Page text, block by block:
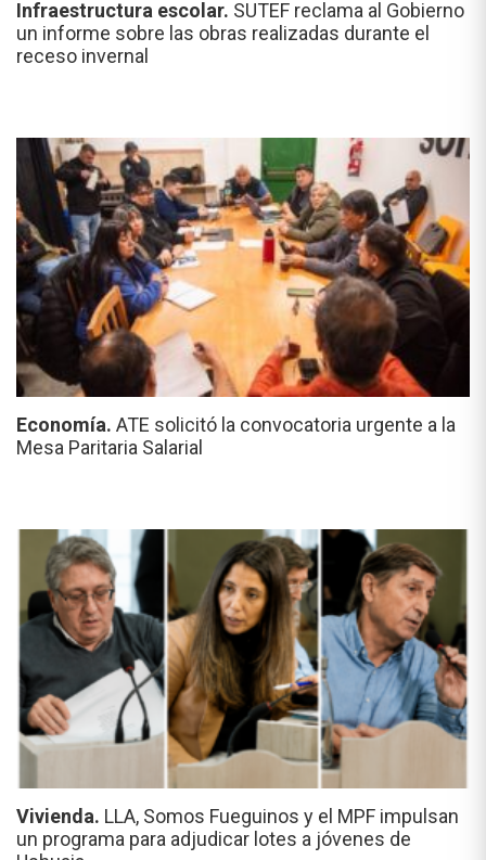
Infraestructura escolar. SUTEF reclama al Gobierno
un informe sobre las obras realizadas durante el
receso invernal
Economía. ATE solicitó la convocatoria urgente a la
Mesa Paritaria Salarial
Vivienda. LLA, Somos Fueguinos y el MPF impulsan
un programa para adjudicar lotes a jóvenes de